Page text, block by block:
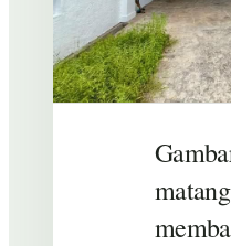
matang